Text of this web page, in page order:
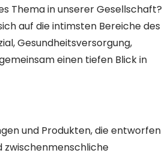
Thema in unserer Gesellschaft?
auf die intimsten Bereiche des
Gesundheitsversorgung,
einen tiefen Blick in
und Produkten, die entworfen
zwischenmenschliche